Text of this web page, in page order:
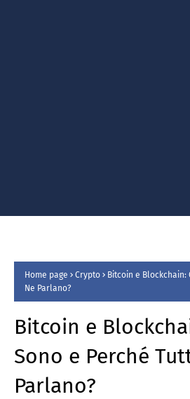
Home page Crypto
Bitcoin e Blockchain:
Ne Parlano?
Bitcoin e
Sono e Perché
Parlano?